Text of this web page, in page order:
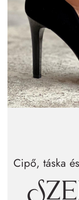
Cipő, táska